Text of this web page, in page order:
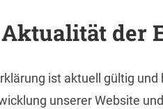
der
ist aktuell gültig und
unserer Website